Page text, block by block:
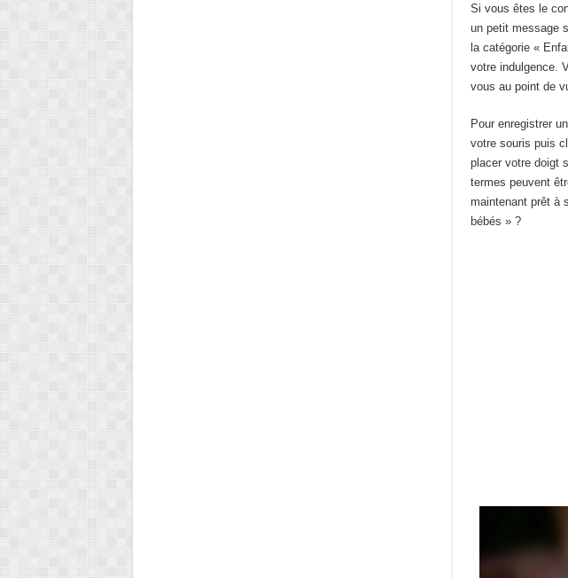
Si vous êtes le
un petit message
la catégorie «
votre indulgence.
vous au point de
Pour enregistrer
votre souris puis
placer votre doigt
termes peuvent
maintenant prêt à
bébés » ?